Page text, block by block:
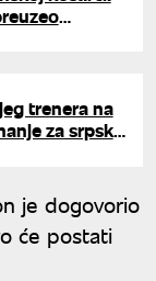
trenera na
za srpsku
je dogovorio
će postati